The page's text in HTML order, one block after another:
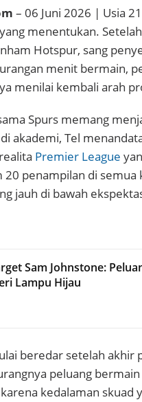
– 06 Juni 2026 | Usia
menentukan.
Hotspur, sang
menit bermain,
menilai kembali arah
Spurs memang
akademi, Tel
Premier League
20 penampilan di
jauh di bawah
Sam Johnstone:
Lampu Hijau
beredar setelah
peluang
kedalaman skuad